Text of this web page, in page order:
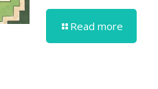
Read more